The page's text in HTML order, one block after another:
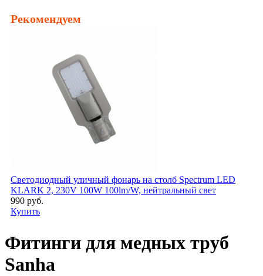
Рекомендуем
Светодиодный уличный фонарь на столб Spectrum LED
KLARK 2, 230V 100W 100lm/W, нейтральный свет
990 руб.
Купить
Фитинги для медных труб
Sanha